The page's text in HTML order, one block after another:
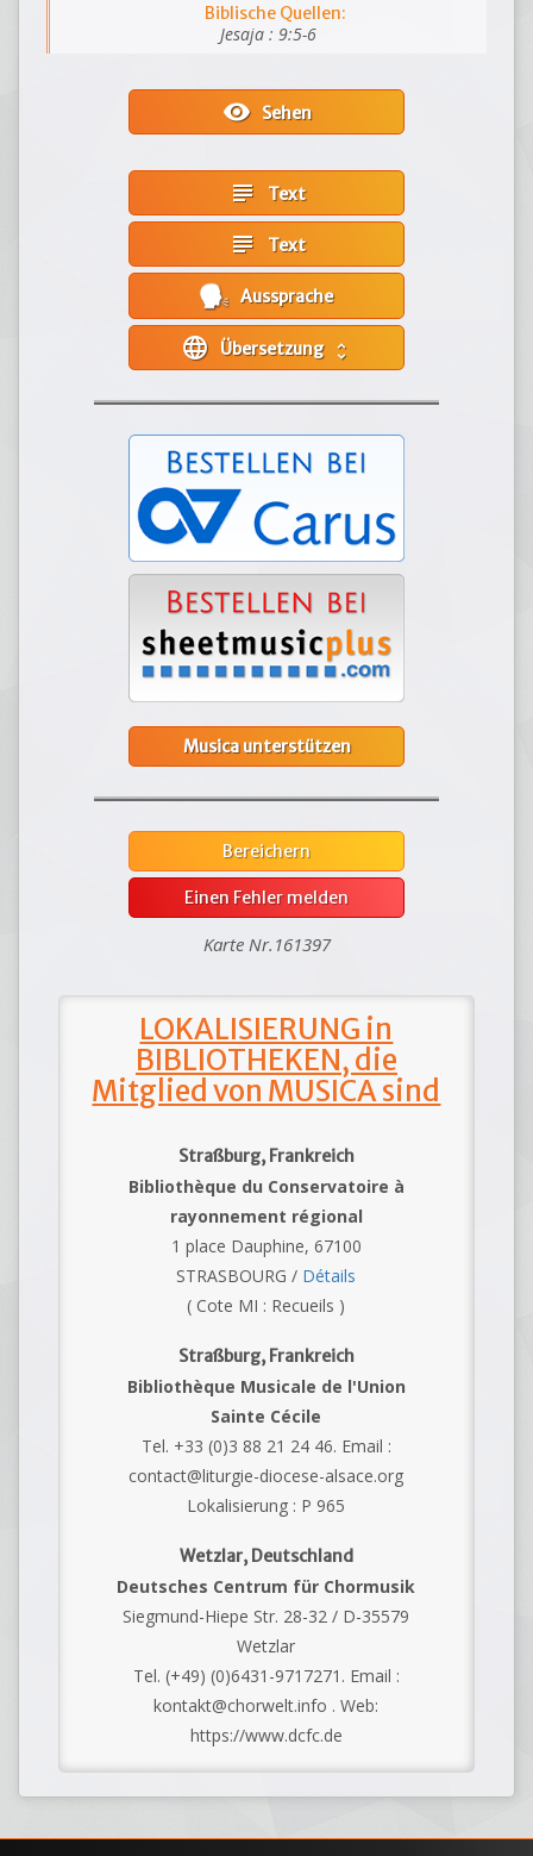
Biblische Quellen:
Jesaja : 9:5-6
visibilitySehen
subject Text
subject Text
Aussprache
language unfold_more
Musica unterstützen
Bereichern
Einen Fehler melden
Karte Nr.161397
LOKALISIERUNG in
BIBLIOTHEKEN, die
Mitglied von MUSICA sind
Straßburg, Frankreich
Bibliothèque du Conservatoire à
rayonnement régional
1 place Dauphine, 67100
STRASBOURG / Détails
( Cote MI : Recueils )
Straßburg, Frankreich
Bibliothèque Musicale de l'Union
Sainte Cécile
Tel. +33 (0)3 88 21 24 46. Email :
contact@liturgie-diocese-alsace.org
Lokalisierung : P 965
Wetzlar, Deutschland
Deutsches Centrum für Chormusik
Siegmund-Hiepe Str. 28-32 / D-35579
Wetzlar
Tel. (+49) (0)6431-9717271. Email :
kontakt@chorwelt.info . Web:
https://www.dcfc.de